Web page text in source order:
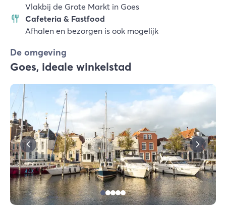
Vlakbij de Grote Markt in Goes
Cafeteria & Fastfood
Afhalen en bezorgen is ook mogelijk
De omgeving
Goes, ideale winkelstad